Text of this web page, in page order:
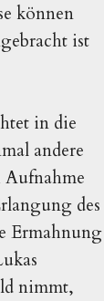
können
ist
in die
andere
des
Ermahnung
nimmt,